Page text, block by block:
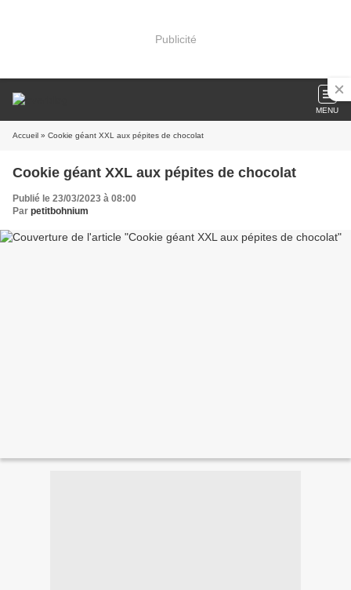
Publicité
MENU
Accueil » Cookie géant XXL aux pépites de chocolat
Cookie géant XXL aux pépites de chocolat
Publié le 23/03/2023 à 08:00
Par petitbohnium